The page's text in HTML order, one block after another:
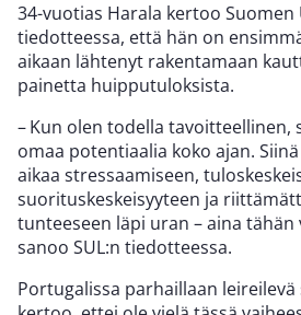
34-vuotias Harala kertoo
tiedotteessa, että hän on
aikaan lähtenyt rakentamaan
painetta huipputuloksista.
– Kun olen todella tavoitteellinen,
omaa potentiaalia koko ajan.
aikaa stressaamiseen,
suorituskeskeisyyteen ja
tunteeseen läpi uran – aina tähän
sanoo SUL:n tiedotteessa.
Portugalissa parhaillaan